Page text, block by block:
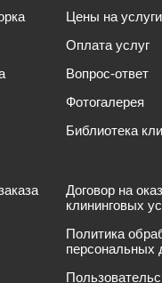
Цены на услуги
Оплата услуг
Вопрос-ответ
Фотогалерея
Библиотека
Договор на
клининговых
Политика
персональных